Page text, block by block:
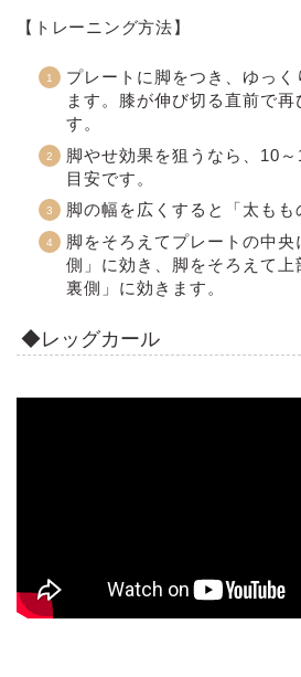
【トレーニング方法】
プレートに脚をつき、ゆっく
ます。膝が伸び切る直前で再
す。
脚やせ効果を狙うなら、10
目安です。
脚の幅を広くすると「太もも
脚をそろえてプレートの中
側」に効き、脚をそろえて
裏側」に効きます。
◆レッグカール